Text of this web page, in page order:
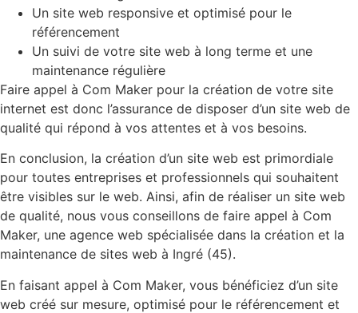
Un site web responsive et optimisé pour le
référencement
Un suivi de votre site web à long terme et une
maintenance régulière
Faire appel à Com Maker pour la création de votre site
internet est donc l’assurance de disposer d’un site web de
qualité qui répond à vos attentes et à vos besoins.
En conclusion, la création d’un site web est primordiale
pour toutes entreprises et professionnels qui souhaitent
être visibles sur le web. Ainsi, afin de réaliser un site web
de qualité, nous vous conseillons de faire appel à Com
Maker, une agence web spécialisée dans la création et la
maintenance de sites web à Ingré (45).
En faisant appel à Com Maker, vous bénéficiez d’un site
web créé sur mesure, optimisé pour le référencement et